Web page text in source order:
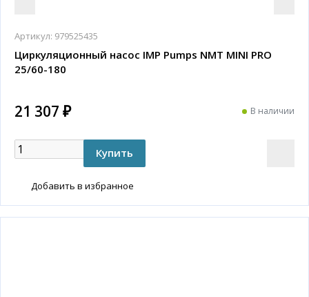
Артикул: 979525435
Циркуляционный насос IMP Pumps NMT MINI PRO
25/60-180
21 307 ₽ В наличии
Добавить в избранное